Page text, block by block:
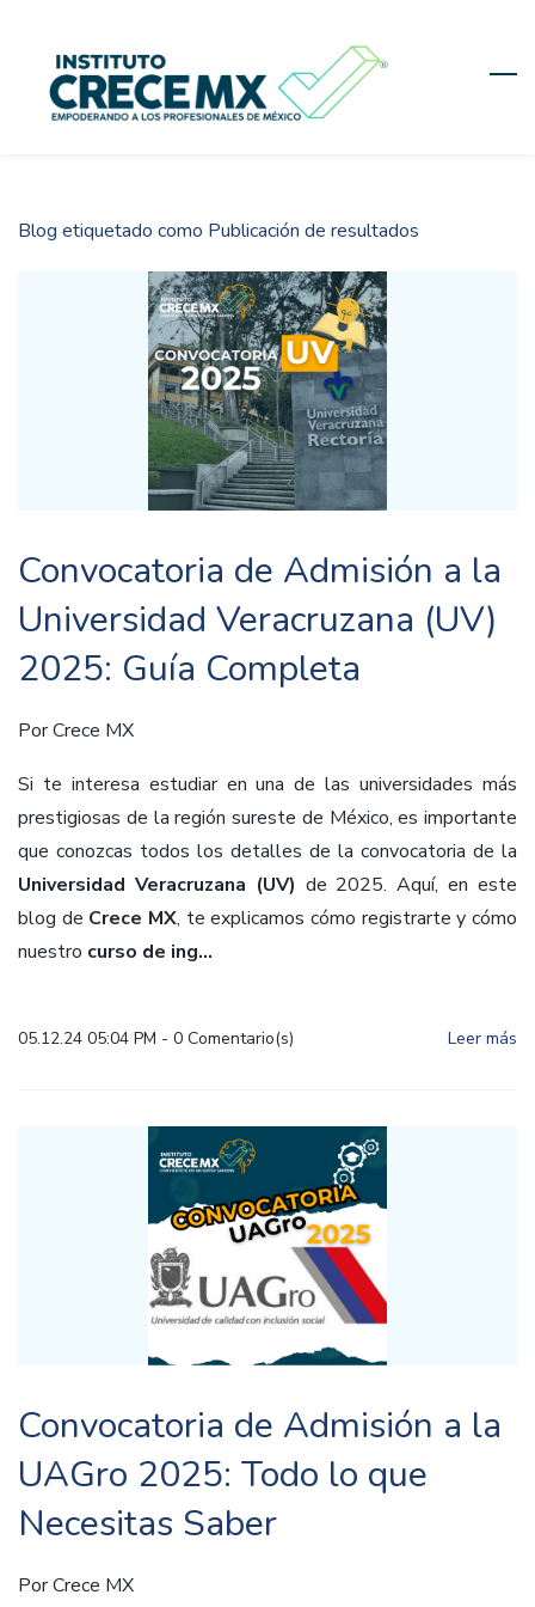
content
Blog etiquetado como Publicación de resultados
Convocatoria de Admisión a la
Universidad Veracruzana (UV)
2025: Guía Completa
PorCrece MX
Si te interesa estudiar en una de las universidades más
prestigiosas de la región sureste de México, es importante
que conozcas todos los detalles de la convocatoria de la
Universidad Veracruzana (UV) de 2025. Aquí, en este
blog de Crece MX, te explicamos cómo registrarte y cómo
nuestro curso de ing...
05.12.24 05:04 PM - 0 Comentario(s) Leer más
Convocatoria de Admisión a la
UAGro 2025: Todo lo que
Necesitas Saber
PorCrece MX